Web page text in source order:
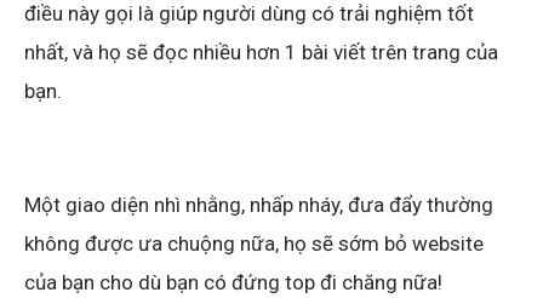
điều này gọi là giúp người dùng có trải nghiệm tốt
nhất, và họ sẽ đọc nhiều hơn 1 bài viết trên trang của
bạn.
Một giao diện nhì nhằng, nhấp nháy, đưa đẩy thường
không được ưa chuộng nữa, họ sẽ sớm bỏ website
của bạn cho dù bạn có đứng top đi chăng nữa!